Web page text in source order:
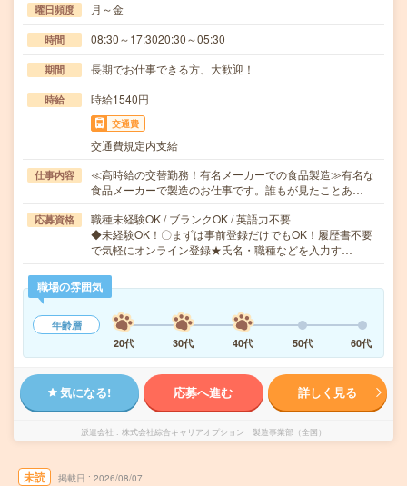
曜日頻度 月～金
時間 08:30～17:3020:30～05:30
期間 長期でお仕事できる方、大歓迎！
時給 時給1540円
交通費
交通費規定内支給
仕事内容
≪高時給の交替勤務！有名メーカーでの食品製造≫有名な
食品メーカーで製造のお仕事です。誰もが見たことあ…
応募資格
職種未経験OK / ブランクOK / 英語力不要
◆未経験OK！〇まずは事前登録だけでもOK！履歴書不要
で気軽にオンライン登録★氏名・職種などを入力す…
職場の雰囲気
年齢層
20代
30代 40代 50代 60代
気になる! 応募へ進む 詳しく見る
派遣会社 株式会社綜合キャリアオプション 製造事業部（全国）
未読 掲載日 2026/08/07